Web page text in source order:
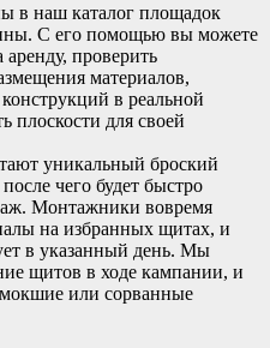
в наш каталог площадок
С его помощью вы можете
проверить
материалов,
в реальной
плоскости для своей
уникальный броский
чего будет быстро
Монтажники вовремя
на избранных щитах, и
в указанный день. Мы
щитов в ходе кампании, и
или сорванные